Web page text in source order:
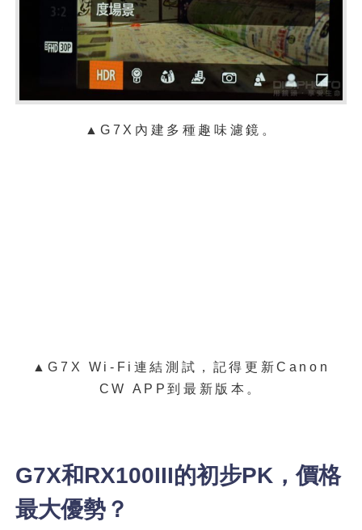
▲G7X內建多種趣味濾鏡。
▲G7X Wi-Fi連結測試，記得更新Canon
CW APP到最新版本。
G7X和RX100III的初步PK，價格
最大優勢？